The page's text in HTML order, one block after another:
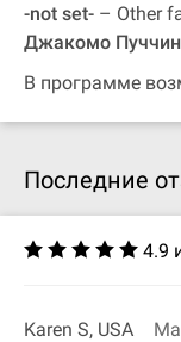
-not set- – Other
Джакомо
В программе
Последние
4.9
Karen S, USA